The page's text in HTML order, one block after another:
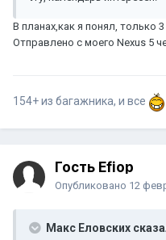
В планах,как я понял, только
Отправлено с моего Nexus 5
154+ из багажника, и все
Гость Efiop
Опубликовано 12
Макс Еловских